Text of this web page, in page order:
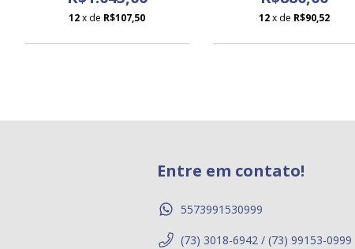
12x de R$107,50 12x de R$90,52
Entre em contato!
5573991530999
(73) 3018-6942 / (73) 99153-0999